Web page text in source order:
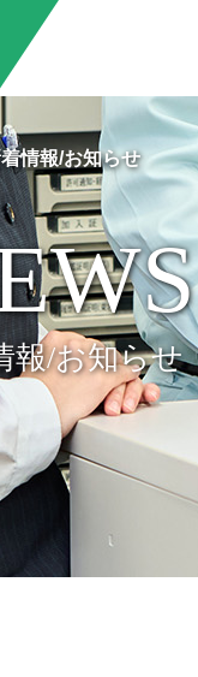
情報/お知らせ
報/お知らせ